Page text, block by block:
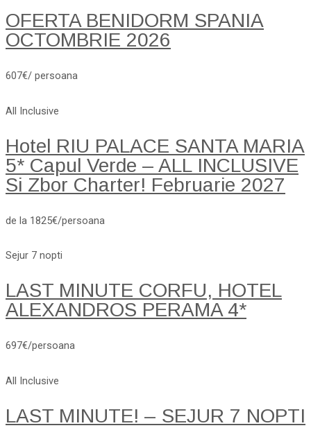
OFERTA BENIDORM SPANIA
OCTOMBRIE 2026
607€/ persoana
All Inclusive
Hotel RIU PALACE SANTA MARIA
5* Capul Verde – ALL INCLUSIVE
Si Zbor Charter! Februarie 2027
de la 1825€/persoana
Sejur 7 nopti
LAST MINUTE CORFU, HOTEL
ALEXANDROS PERAMA 4*
697€/persoana
All Inclusive
LAST MINUTE! – SEJUR 7 NOPTI